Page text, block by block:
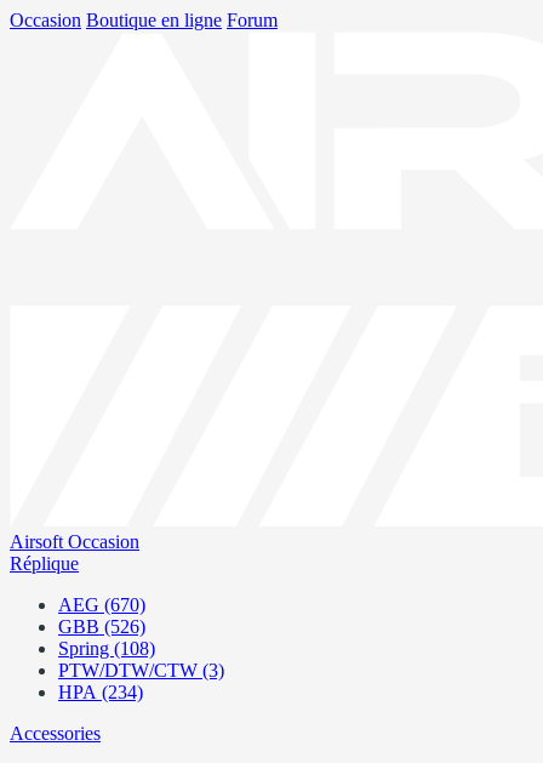
Occasion Boutique en ligne Forum
Airsoft Occasion
Réplique
AEG (670)
GBB (526)
Spring (108)
PTW/DTW/CTW (3)
HPA (234)
Accessories